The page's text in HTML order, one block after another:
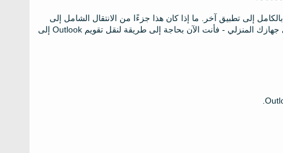
ومع ذلك ، قد يحتاج المستخدم أحيانًا إلى تصدير جدول تقويم Outlook بالكامل إلى تطبيق آخر. ما إذا كان هذا جزءًا من الانتقال الشامل إلى
البرامج غير الاحتكارية, أو قد ترغب فقط في استيراد تقويم مكتبك إلى جهازك المنزلي - فأنت الآن بحاجة إلى طريقة لنقل تقويم Outlook إلى